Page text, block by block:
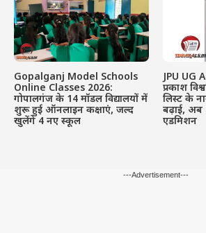
Gopalganj Model Schools
Online Classes 2026:
गोपालगंज के 14 मॉडल विद्यालयों में
शुरू हुई ऑनलाइन कक्षाएं, जल्द
खुलेंगे 4 नए स्कूल
JPU UG
प्रकाश
लिस्ट के
बढ़ाई,
एडमिशन
---Advertisement---